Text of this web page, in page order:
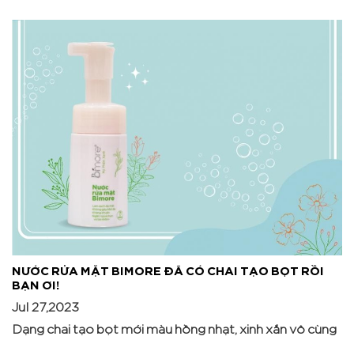
NƯỚC RỬA MẶT BIMORE ĐÃ CÓ CHAI TẠO BỌT RỒI
BẠN ƠI!
Jul 27,2023
Dạng chai tạo bọt mới màu hồng nhạt, xinh xắn vô cùng